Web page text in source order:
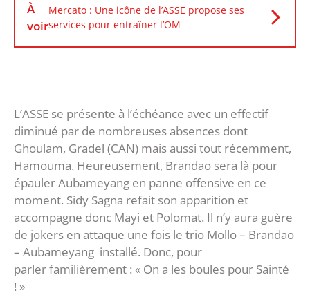
À
voir
Mercato : Une icône de l’ASSE propose ses
services pour entraîner l’OM
L’ASSE se présente à l’échéance avec un effectif
diminué par de nombreuses absences dont
Ghoulam, Gradel (CAN) mais aussi tout récemment,
Hamouma. Heureusement, Brandao sera là pour
épauler Aubameyang en panne offensive en ce
moment. Sidy Sagna refait son apparition et
accompagne donc Mayi et Polomat. Il n’y aura guère
de jokers en attaque une fois le trio Mollo – Brandao
– Aubameyang installé. Donc, pour
parler familièrement : « On a les boules pour Sainté
! »